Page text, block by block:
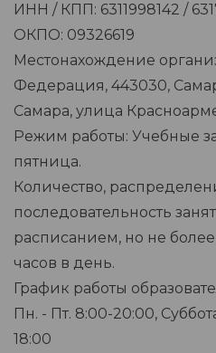
ИНН / КПП: 6311998142 /
ОКПО: 09326619
Местонахождение
Федерация, 443030,
Самара, улица
Режим работы: Учебные
пятница.
Количество,
последовательность
расписанием, но не
часов в день.
График работы
Пн. - Пт. 8:00-20:00,
18:00